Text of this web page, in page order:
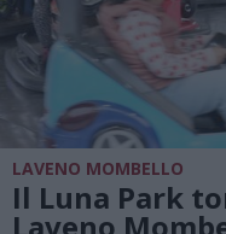
LAVENO MOMBELLO
Il Luna Park
Laveno